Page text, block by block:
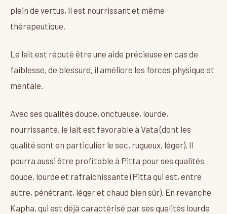
plein de vertus, il est nourrissant et même
thérapeutique.
Le lait est réputé être une aide précieuse en cas de
faiblesse, de blessure, il améliore les forces physique et
mentale.
Avec ses qualités douce, onctueuse, lourde,
nourrissante, le lait est favorable à Vata (dont les
qualité sont en particulier le sec, rugueux, léger). Il
pourra aussi être profitable à Pitta pour ses qualités
douce, lourde et rafraichissante (Pitta qui est, entre
autre, pénétrant, léger et chaud bien sûr). En revanche
Kapha, qui est déjà caractérisé par ses qualités lourde